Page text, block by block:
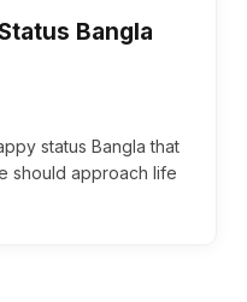
Bangla
status Bangla that
should approach life